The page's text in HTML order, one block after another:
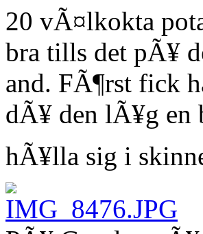
20 vÃ¤lkokta
bra tills det pÃ¥
and. FÃ¶rst fick
dÃ¥ den lÃ¥g en
hÃ¥lla sig i